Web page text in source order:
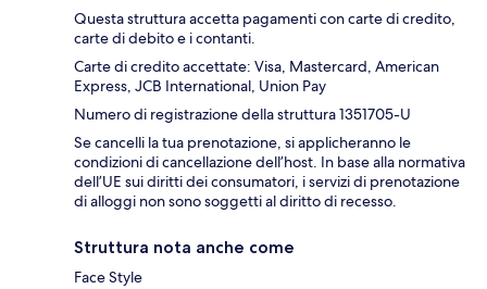
Questa struttura accetta pagamenti con carte di credito,
carte di debito e i contanti.
Carte di credito accettate: Visa, Mastercard, American
Express, JCB International, Union Pay
Numero di registrazione della struttura 1351705-U
Se cancelli la tua prenotazione, si applicheranno le
condizioni di cancellazione dell’host. In base alla normativa
dell’UE sui diritti dei consumatori, i servizi di prenotazione
di alloggi non sono soggetti al diritto di recesso.
Struttura nota anche come
Face Style